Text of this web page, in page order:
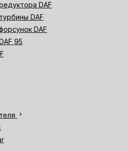
DAF
DAF
DAF
95
chevron_right